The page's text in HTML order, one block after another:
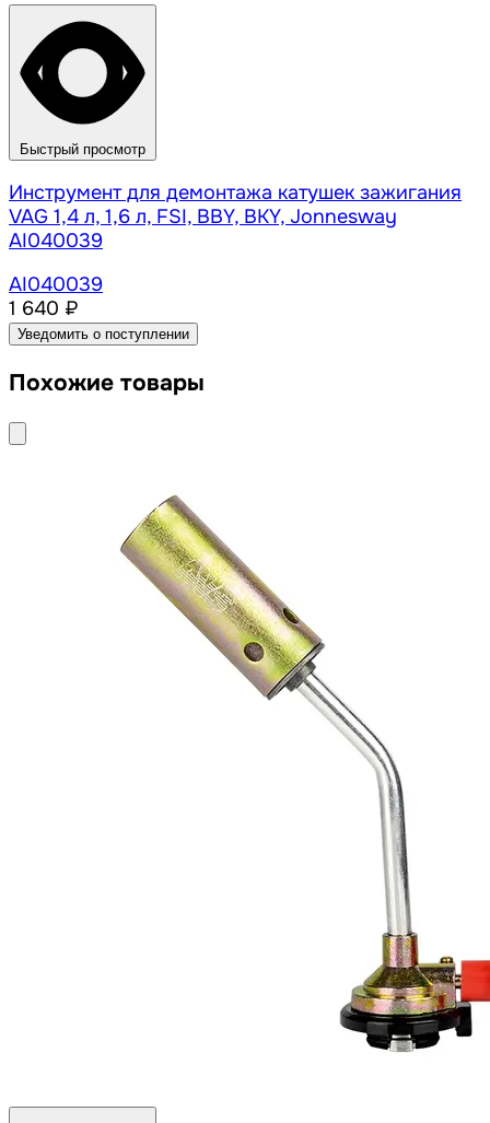
Быстрый просмотр
Инструмент для демонтажа катушек зажигания
VAG 1,4 л, 1,6 л, FSI, BBY, BKY, Jonnesway
AI040039
AI040039
1 640 ₽
Уведомить о поступлении
Похожие товары